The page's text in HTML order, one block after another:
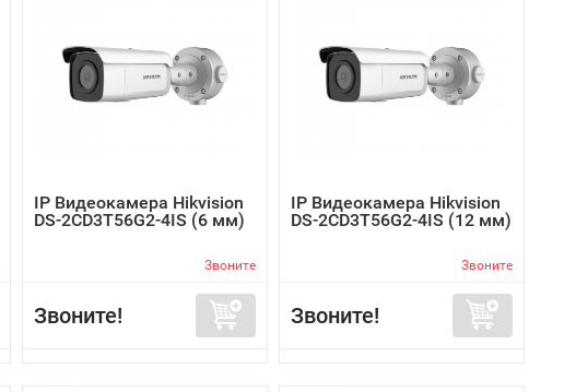
IP Видеокамера Hikvision
DS-2CD3T56G2-4IS (6 мм)
Звоните
Звоните!
IP Видеокамера Hikvision
DS-2CD3T56G2-4IS (12 мм)
Звоните
Звоните!